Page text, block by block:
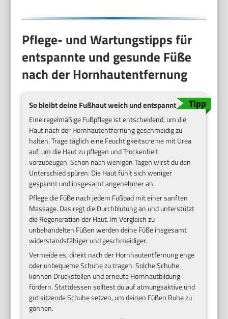
Pflege- und Wartungstipps für
entspannte und gesunde Füße
nach der Hornhautentfernung
So bleibt deine Fußhaut weich und entspannt
Eine regelmäßige Fußpflege ist entscheidend, um die
Haut nach der Hornhautentfernung geschmeidig zu
halten. Trage täglich eine Feuchtigkeitscreme mit Urea
auf, um die Haut zu pflegen und Trockenheit
vorzubeugen. Schon nach wenigen Tagen wirst du den
Unterschied spüren: Die Haut fühlt sich weniger
gespannt und insgesamt angenehmer an.
Pflege die Füße nach jedem Fußbad mit einer sanften
Massage. Das regt die Durchblutung an und unterstützt
die Regeneration der Haut. Im Vergleich zu
unbehandelten Füßen werden deine Füße insgesamt
widerstandsfähiger und geschmeidiger.
Vermeide es, direkt nach der Hornhautentfernung enge
oder unbequeme Schuhe zu tragen. Solche Schuhe
können Druckstellen und erneute Hornhautbildung
fördern. Stattdessen solltest du auf atmungsaktive und
gut sitzende Schuhe setzen, um deinen Füßen Ruhe zu
gönnen.